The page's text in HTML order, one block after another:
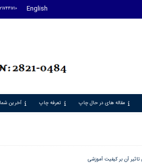
English
مقاله های در حال چاپ تعرفه چاپ آخرین